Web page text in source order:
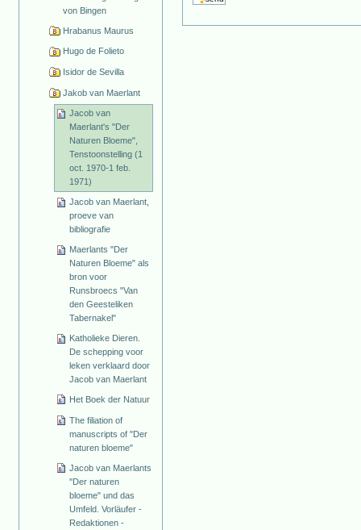
von Bingen
Hrabanus Maurus
Hugo de Folieto
Isidor de Sevilla
Jakob van Maerlant
Jacob van
Maerlant's "Der
Naturen Bloeme",
Tenstoonstelling (1
oct. 1970-1 feb.
1971)
Jacob van Maerlant,
proeve van
bibliografie
Maerlants "Der
Naturen Bloeme" als
bron voor
Runsbroecs "Van
den Geesteliken
Tabernakel"
Katholieke Dieren.
De schepping voor
leken verklaard door
Jacob van Maerlant
Het Boek der Natuur
The filiation of
manuscripts of "Der
naturen bloeme"
Jacob van Maerlants
"Der naturen
bloeme" und das
Umfeld. Vorläufer -
Redaktionen -